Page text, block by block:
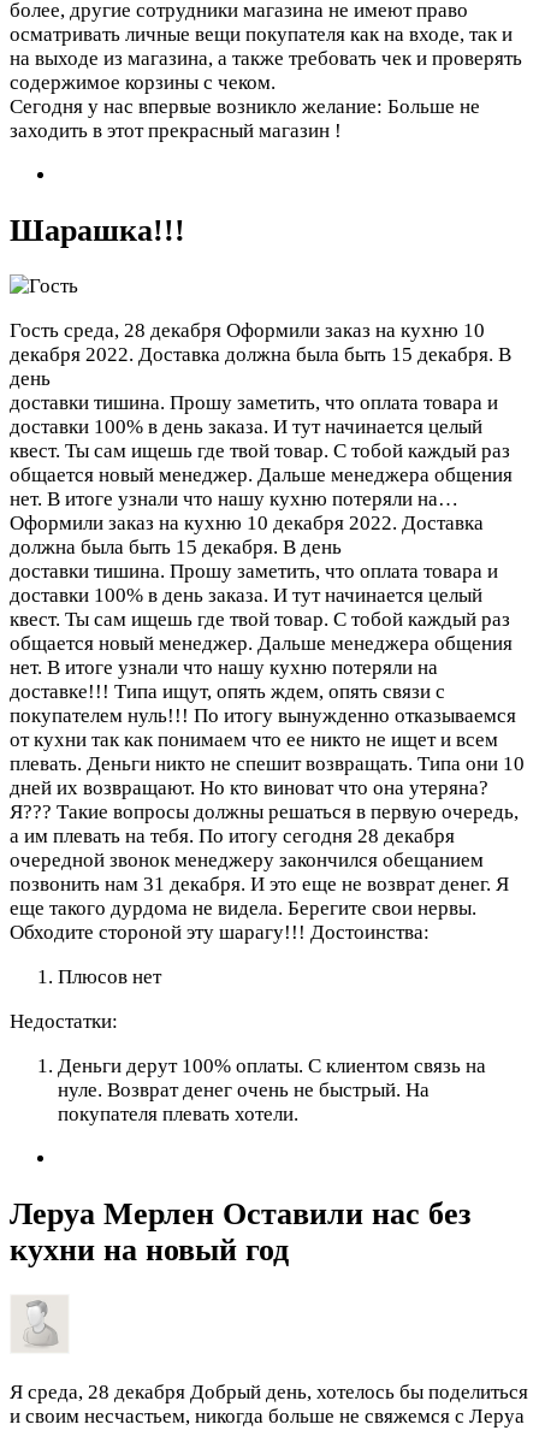
более, другие сотрудники магазина не имеют право
осматривать личные вещи покупателя как на входе, так и
на выходе из магазина, а также требовать чек и проверять
содержимое корзины с чеком.
Сегодня у нас впервые возникло желание: Больше не
заходить в этот прекрасный магазин !
Шарашка!!!
Гость среда, 28 декабря Оформили заказ на кухню 10
декабря 2022. Доставка должна была быть 15 декабря. В
день
доставки тишина. Прошу заметить, что оплата товара и
доставки 100% в день заказа. И тут начинается целый
квест. Ты сам ищешь где твой товар. С тобой каждый раз
общается новый менеджер. Дальше менеджера общения
нет. В итоге узнали что нашу кухню потеряли на…
Оформили заказ на кухню 10 декабря 2022. Доставка
должна была быть 15 декабря. В день
доставки тишина. Прошу заметить, что оплата товара и
доставки 100% в день заказа. И тут начинается целый
квест. Ты сам ищешь где твой товар. С тобой каждый раз
общается новый менеджер. Дальше менеджера общения
нет. В итоге узнали что нашу кухню потеряли на
доставке!!! Типа ищут, опять ждем, опять связи с
покупателем нуль!!! По итогу вынужденно отказываемся
от кухни так как понимаем что ее никто не ищет и всем
плевать. Деньги никто не спешит возвращать. Типа они 10
дней их возвращают. Но кто виноват что она утеряна?
Я??? Такие вопросы должны решаться в первую очередь,
а им плевать на тебя. По итогу сегодня 28 декабря
очередной звонок менеджеру закончился обещанием
позвонить нам 31 декабря. И это еще не возврат денег. Я
еще такого дурдома не видела. Берегите свои нервы.
Обходите стороной эту шарагу!!! Достоинства:
Плюсов нет
Недостатки:
Деньги дерут 100% оплаты. С клиентом связь на
нуле. Возврат денег очень не быстрый. На
покупателя плевать хотели.
Леруа Мерлен Оставили нас без
кухни на новый год
Я среда, 28 декабря Добрый день, хотелось бы поделиться
и своим несчастьем, никогда больше не свяжемся с Леруа